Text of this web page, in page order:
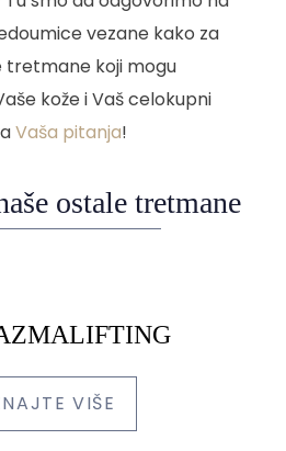
vezane kako za
tretmane koji mogu
kože i Vaš celokupni
Vaša pitanja!
ostale tretmane
VIŠE